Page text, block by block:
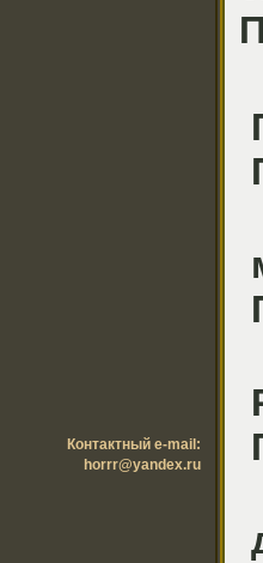
Контактный e-mail:
horrr@yandex.ru